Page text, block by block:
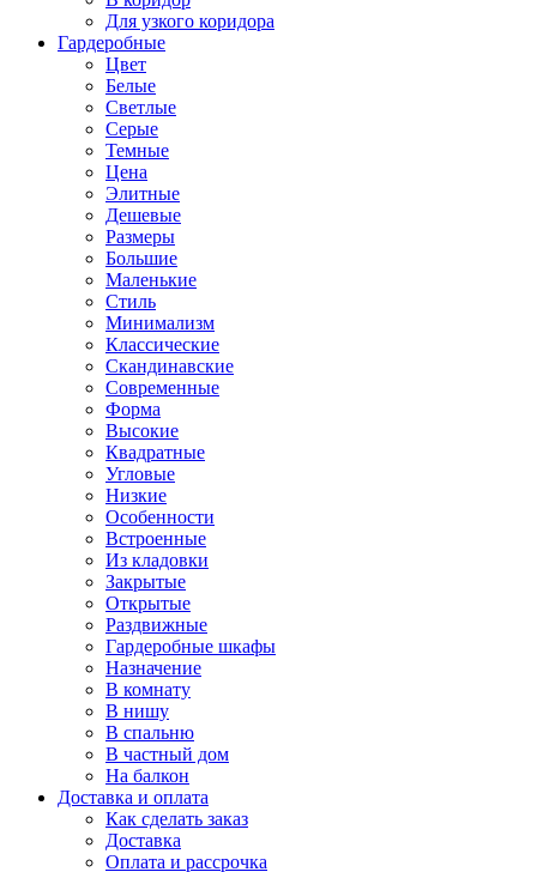
Для узкого коридора
Гардеробные
Цвет
Белые
Светлые
Серые
Темные
Цена
Элитные
Дешевые
Размеры
Большие
Маленькие
Стиль
Минимализм
Классические
Скандинавские
Современные
Форма
Высокие
Квадратные
Угловые
Низкие
Особенности
Встроенные
Из кладовки
Закрытые
Открытые
Раздвижные
Гардеробные шкафы
Назначение
В комнату
В нишу
В спальню
В частный дом
На балкон
Доставка и оплата
Как сделать заказ
Доставка
Оплата и рассрочка